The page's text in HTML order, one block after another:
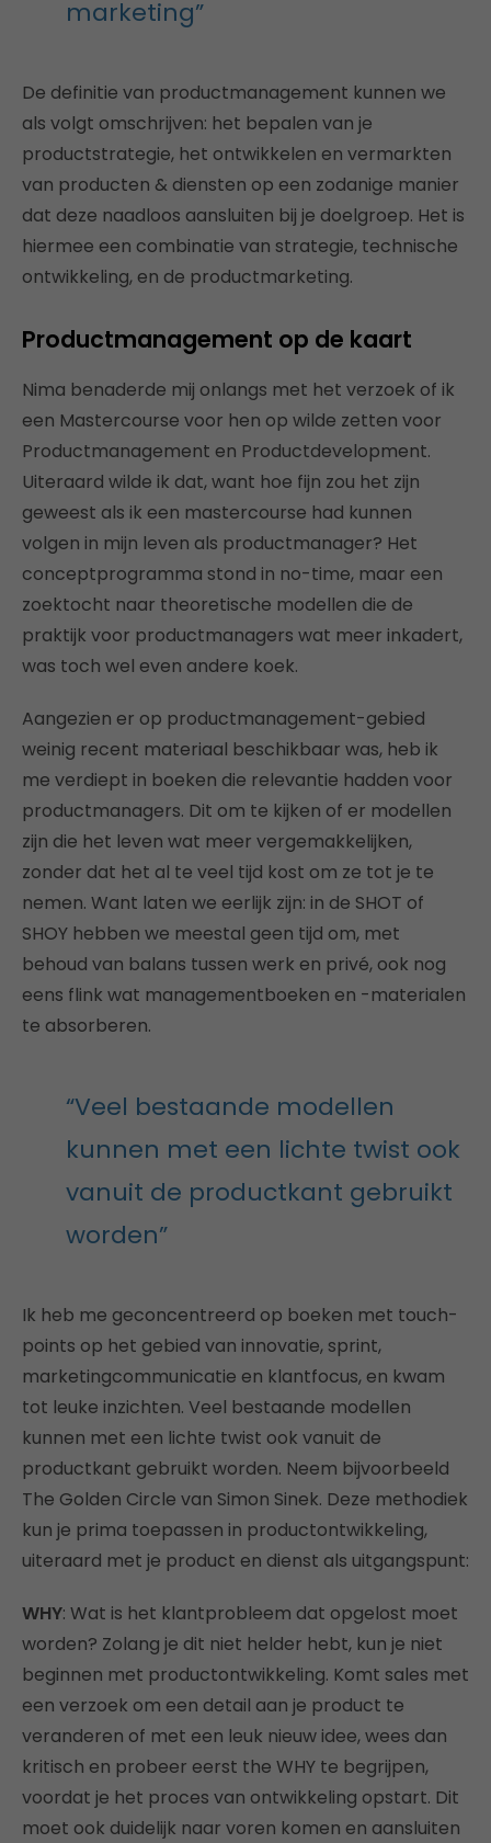
marketing”
De definitie van productmanagement kunnen we
als volgt omschrijven: het bepalen van je
productstrategie, het ontwikkelen en vermarkten
van producten & diensten op een zodanige manier
dat deze naadloos aansluiten bij je doelgroep. Het is
hiermee een combinatie van strategie, technische
ontwikkeling, en de productmarketing.
Productmanagement op de kaart
Nima benaderde mij onlangs met het verzoek of ik
een Mastercourse voor hen op wilde zetten voor
Productmanagement en Productdevelopment.
Uiteraard wilde ik dat, want hoe fijn zou het zijn
geweest als ik een mastercourse had kunnen
volgen in mijn leven als productmanager? Het
conceptprogramma stond in no-time, maar een
zoektocht naar theoretische modellen die de
praktijk voor productmanagers wat meer inkadert,
was toch wel even andere koek.
Aangezien er op productmanagement-gebied
weinig recent materiaal beschikbaar was, heb ik
me verdiept in boeken die relevantie hadden voor
productmanagers. Dit om te kijken of er modellen
zijn die het leven wat meer vergemakkelijken,
zonder dat het al te veel tijd kost om ze tot je te
nemen. Want laten we eerlijk zijn: in de SHOT of
SHOY hebben we meestal geen tijd om, met
behoud van balans tussen werk en privé, ook nog
eens flink wat managementboeken en -materialen
te absorberen.
“Veel bestaande modellen
kunnen met een lichte twist ook
vanuit de productkant gebruikt
worden”
Ik heb me geconcentreerd op boeken met touch-
points op het gebied van innovatie, sprint,
marketingcommunicatie en klantfocus, en kwam
tot leuke inzichten. Veel bestaande modellen
kunnen met een lichte twist ook vanuit de
productkant gebruikt worden. Neem bijvoorbeeld
The Golden Circle van Simon Sinek. Deze methodiek
kun je prima toepassen in productontwikkeling,
uiteraard met je product en dienst als uitgangspunt:
WHY: Wat is het klantprobleem dat opgelost moet
worden? Zolang je dit niet helder hebt, kun je niet
beginnen met productontwikkeling. Komt sales met
een verzoek om een detail aan je product te
veranderen of met een leuk nieuw idee, wees dan
kritisch en probeer eerst the WHY te begrijpen,
voordat je het proces van ontwikkeling opstart. Dit
moet ook duidelijk naar voren komen en aansluiten